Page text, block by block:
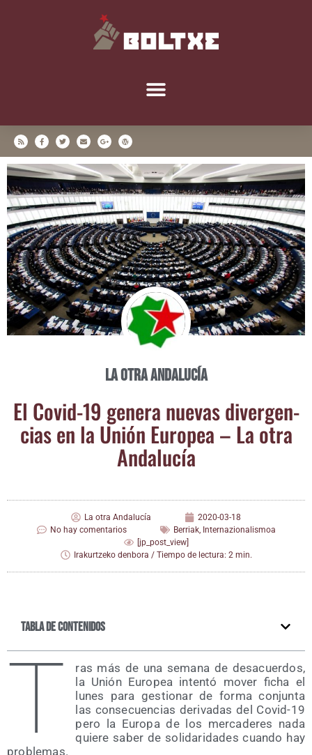
La otra Andalucía
El Covid-19 gene­ra nue­vas diver­gen­
cias en la Unión Euro­pea – La otra
Andalucía
La otra Andalucía
2020-03-18
No hay comentarios
Berriak, Internazionalismoa
[jp_post_view]
Irakurtzeko denbora / Tiempo de lectura: 2 min.
Tabla de contenidos
T
ras más de una sema­na de des­acuer­dos,
la Unión Euro­pea inten­tó mover ficha el
lunes para ges­tio­nar de for­ma con­jun­ta
las con­se­cuen­cias deri­va­das del Covid-19
pero la Euro­pa de los mer­ca­de­res nada
quie­re saber de soli­da­ri­da­des cuan­do hay
problemas.